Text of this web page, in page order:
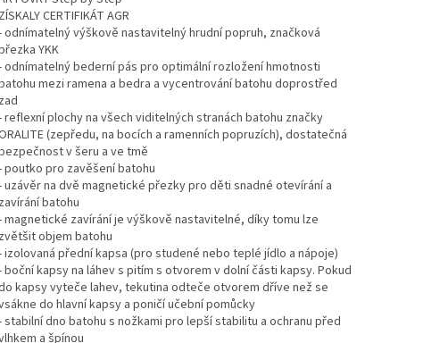
ZÍSKALY CERTIFIKÁT AGR
odnímatelný výškově nastavitelný hrudní popruh, značková
YKK
odnímatelný bederní pás pro optimální rozložení hmotnosti
mezi ramena a bedra a vycentrování batohu doprostřed
zad
reflexní plochy na všech viditelných stranách batohu značky
(zepředu, na bocích a ramenních popruzích), dostatečná
v šeru a ve tmě
poutko pro zavěšení batohu
uzávěr na dvě magnetické přezky pro děti snadné otevírání a
zavírání batohu
magnetické zavírání je výškově nastavitelné, díky tomu lze
zvětšit objem batohu
izolovaná přední kapsa (pro studené nebo teplé jídlo a nápoje)
boční kapsy na láhev s pitím s otvorem v dolní části kapsy. Pokud
kapsy vyteče lahev, tekutina odteče otvorem dříve než se
do hlavní kapsy a poničí učební pomůcky
stabilní dno batohu s nožkami pro lepší stabilitu a ochranu před
a špínou